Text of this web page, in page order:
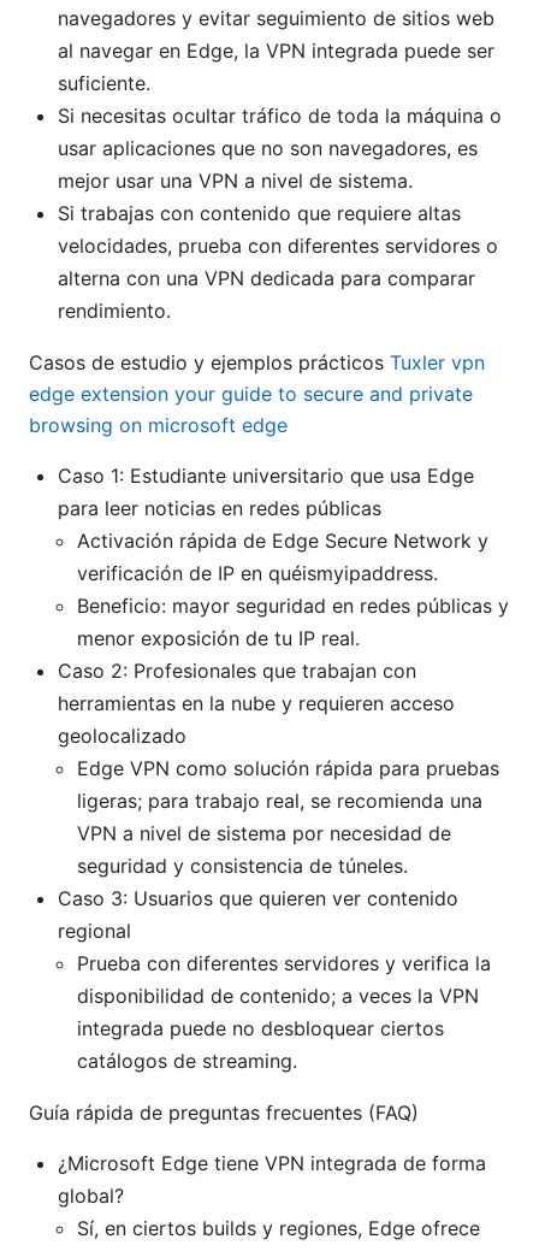
navegadores y evitar seguimiento de sitios web
al navegar en Edge, la VPN integrada puede ser
suficiente.
Si necesitas ocultar tráfico de toda la máquina o
usar aplicaciones que no son navegadores, es
mejor usar una VPN a nivel de sistema.
Si trabajas con contenido que requiere altas
velocidades, prueba con diferentes servidores o
alterna con una VPN dedicada para comparar
rendimiento.
Casos de estudio y ejemplos prácticos Tuxler vpn
edge extension your guide to secure and private
browsing on microsoft edge
Caso 1: Estudiante universitario que usa Edge
para leer noticias en redes públicas
Activación rápida de Edge Secure Network y
verificación de IP en quéismyipaddress.
Beneficio: mayor seguridad en redes públicas y
menor exposición de tu IP real.
Caso 2: Profesionales que trabajan con
herramientas en la nube y requieren acceso
geolocalizado
Edge VPN como solución rápida para pruebas
ligeras; para trabajo real, se recomienda una
VPN a nivel de sistema por necesidad de
seguridad y consistencia de túneles.
Caso 3: Usuarios que quieren ver contenido
regional
Prueba con diferentes servidores y verifica la
disponibilidad de contenido; a veces la VPN
integrada puede no desbloquear ciertos
catálogos de streaming.
Guía rápida de preguntas frecuentes (FAQ)
¿Microsoft Edge tiene VPN integrada de forma
global?
Sí, en ciertos builds y regiones, Edge ofrece